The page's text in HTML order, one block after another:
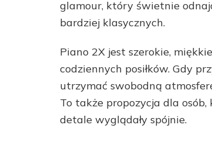
glamour, który świetnie
bardziej klasycznych.
Piano 2X jest szerokie,
codziennych posiłków. Gdy
utrzymać swobodną
To także propozycja dla
detale wyglądały spójnie.